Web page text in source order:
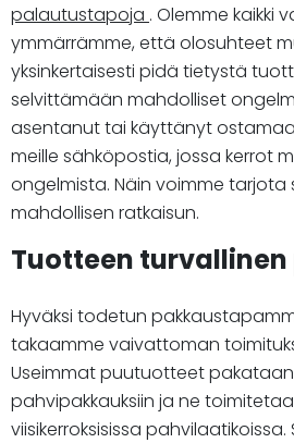
palautustapoja . Olemme kaikki
ymmärrämme, että olosuhteet
yksinkertaisesti pidä tietystä
selvittämään mahdolliset
asentanut tai käyttänyt
meille sähköpostia, jossa kerrot
ongelmista. Näin voimme tarjota
mahdollisen ratkaisun.
Tuotteen turvallinen
Hyväksi todetun
takaamme vaivattoman
Useimmat puutuotteet pakataan
pahvipakkauksiin ja ne
viisikerroksisissa